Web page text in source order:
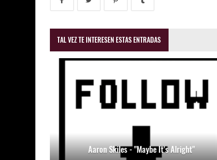
TAL VEZ TE INTERESEN ESTAS ENTRADAS
Aaron Skiles - "Maybe It's Alright"